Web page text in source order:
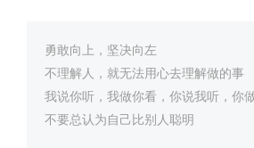
勇敢向上，坚决向左
不理解人，就无法用心去理解做的事
我说你听，我做你看，你说我听，你
不要总认为自己比别人聪明